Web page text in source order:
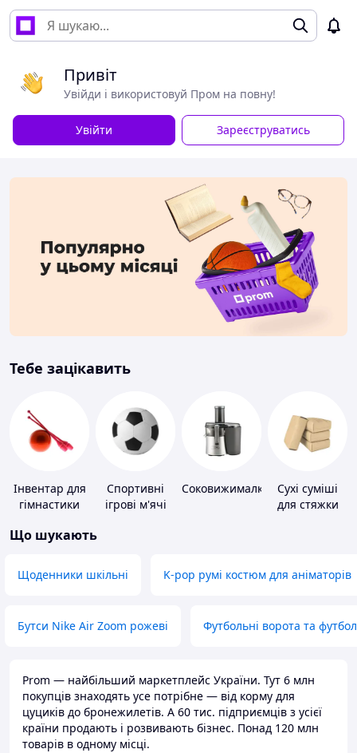
Привіт
Увійди і використовуй Пром на повну!
Увійти Зареєструватись
Тебе зацікавить
Інвентар для
гімнастики
Спортивні
ігрові м'ячі
Соковижималки
Сухі суміші
для стяжки
Що шукають
Щоденники шкільні K-pop румі костюм для аніматорів
Бутси Nike Air Zoom рожеві Футбольні ворота та
Prom — найбільший маркетплейс України. Тут 6 млн
покупців знаходять усе потрібне — від корму для
цуциків до бронежилетів. А 60 тис. підприємців з усієї
країни продають і розвивають бізнес. Понад 120 млн
товарів в одному місці.